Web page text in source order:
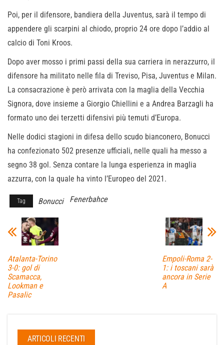
Poi, per il difensore, bandiera della Juventus, sarà il tempo di
appendere gli scarpini al chiodo, proprio 24 ore dopo l’addio al
calcio di Toni Kroos.
Dopo aver mosso i primi passi della sua carriera in nerazzurro, il
difensore ha militato nelle fila di Treviso, Pisa, Juventus e Milan.
La consacrazione è però arrivata con la maglia della Vecchia
Signora, dove insieme a Giorgio Chiellini e a Andrea Barzagli ha
formato uno dei terzetti difensivi più temuti d’Europa.
Nelle dodici stagioni in difesa dello scudo bianconero, Bonucci
ha confezionato 502 presenze ufficiali, nelle quali ha messo a
segno 38 gol. Senza contare la lunga esperienza in maglia
azzurra, con la quale ha vinto l’Europeo del 2021.
Tag Bonucci Fenerbahce
Atalanta-Torino
3-0: gol di
Scamacca,
Lookman e
Pasalic
Empoli-Roma 2-
1: i toscani sarà
ancora in Serie
A
ARTICOLI RECENTI